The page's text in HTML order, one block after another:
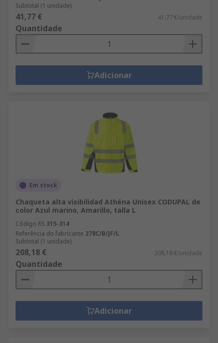
Subtotal (1 unidade)
41,77 € 41,77 €/unidade
Quantidade
Adicionar
Em stock
Chaqueta alta visibilidad Athéna Unisex CODUPAL de
color Azul marino, Amarillo, talla L
Código RS 315-314
Referência do fabricante 278C/B/JF/L
Subtotal (1 unidade)
208,18 € 208,18 €/unidade
Quantidade
Adicionar